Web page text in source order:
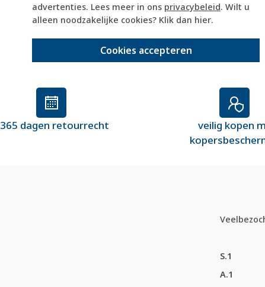
advertenties. Lees meer in ons privacybeleid. Wilt u
alleen noodzakelijke cookies? Klik dan hier.
Cookies accepteren
365 dagen retourrecht
veilig kopen
S.1
A.1